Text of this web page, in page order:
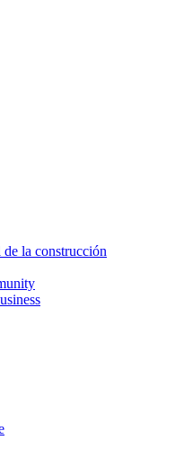
la construcción